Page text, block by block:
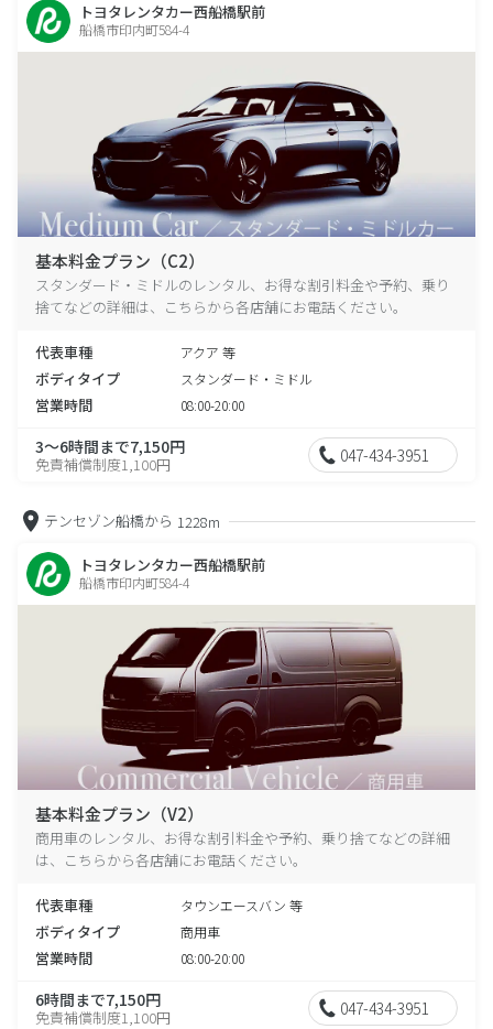
トヨタレンタカー西船橋駅前
船橋市印内町584-4
基本料金プラン（C2）
スタンダード・ミドルのレンタル、お得な割引料金や予約、乗り
捨てなどの詳細は、こちらから各店舗にお電話ください。
代表車種 アクア 等
ボディタイプ スタンダード・ミドル
営業時間 08:00-20:00
3～6時間まで7,150円
免責補償制度1,100円 047-434-3951
テンセゾン船橋から 1228m
トヨタレンタカー西船橋駅前
船橋市印内町584-4
基本料金プラン（V2）
商用車のレンタル、お得な割引料金や予約、乗り捨てなどの詳細
は、こちらから各店舗にお電話ください。
代表車種 タウンエースバン 等
ボディタイプ 商用車
営業時間 08:00-20:00
6時間まで7,150円
免責補償制度1,100円 047-434-3951